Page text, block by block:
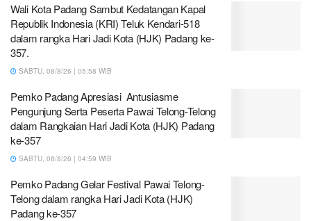
Wali Kota Padang Sambut Kedatangan Kapal
Republik Indonesia (KRI) Teluk Kendari-518
dalam rangka Hari Jadi Kota (HJK) Padang ke-
357.
SABTU, 08/8/26 | 05:58 WIB
Pemko Padang Apresiasi Antusiasme
Pengunjung Serta Peserta Pawai Telong-Telong
dalam Rangkaian Hari Jadi Kota (HJK) Padang
ke-357
SABTU, 08/8/26 | 04:59 WIB
Pemko Padang Gelar Festival Pawai Telong-
Telong dalam rangka Hari Jadi Kota (HJK)
Padang ke-357